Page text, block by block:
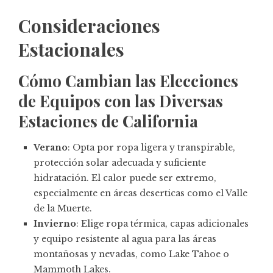
Consideraciones
Estacionales
Cómo Cambian las Elecciones
de Equipos con las Diversas
Estaciones de California
Verano: Opta por ropa ligera y transpirable,
protección solar adecuada y suficiente
hidratación. El calor puede ser extremo,
especialmente en áreas deserticas como el Valle
de la Muerte.
Invierno: Elige ropa térmica, capas adicionales
y equipo resistente al agua para las áreas
montañosas y nevadas, como Lake Tahoe o
Mammoth Lakes.